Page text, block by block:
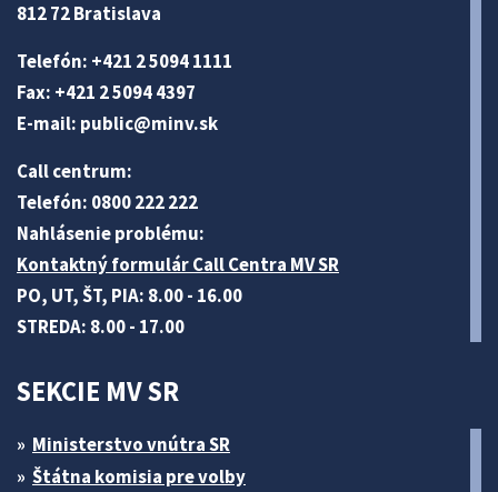
812 72 Bratislava
Telefón: +421 2 5094 1111
Fax: +421 2 5094 4397
E-mail: public@minv.sk
Call centrum:
Telefón: 0800 222 222
Nahlásenie problému:
Kontaktný formulár Call Centra MV SR
PO, UT, ŠT, PIA: 8.00 - 16.00
STREDA: 8.00 - 17.00
SEKCIE MV SR
Ministerstvo vnútra SR
Štátna komisia pre volby